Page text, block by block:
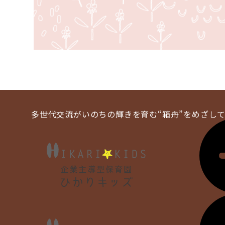
多世代交流がいのちの輝きを育む“箱舟”をめざし